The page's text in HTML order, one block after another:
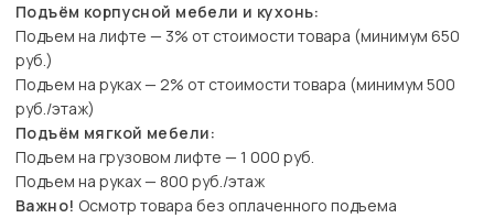
Подъём корпусной мебели и кухонь:
Подъем на лифте — 3% от стоимости товара (минимум 650
руб.)
Подъем на руках — 2% от стоимости товара (минимум 500
руб./этаж)
Подъём мягкой мебели:
Подъем на грузовом лифте — 1 000 руб.
Подъем на руках — 800 руб./этаж
Важно! Осмотр товара без оплаченного подъема